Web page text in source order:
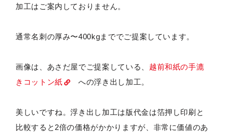
加工はご案内しておりません。
通常名刺の厚み〜400kgまででご提案しています。
画像は、あさだ屋でご提案している、 越前和紙の手漉
きコットン紙
への浮き出し加工。
美しいですね。浮き出し加工は版代金は箔押し印刷と
比較すると2倍の価格がかかりますが、非常に価値のあ